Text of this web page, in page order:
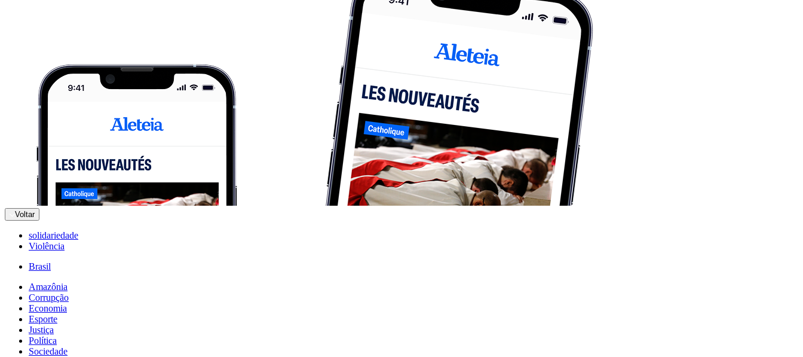
Voltar
solidariedade
Violência
Brasil
Amazônia
Corrupção
Economia
Esporte
Justiça
Política
Sociedade